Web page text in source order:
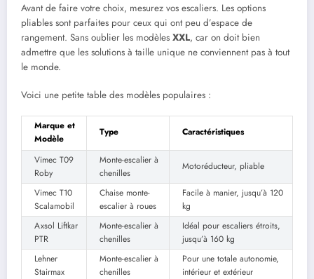
Avant de faire votre choix, mesurez vos escaliers. Les options
pliables sont parfaites pour ceux qui ont peu d’espace de
rangement. Sans oublier les modèles XXL, car on doit bien
admettre que les solutions à taille unique ne conviennent pas à tout
le monde.
Voici une petite table des modèles populaires :
Marque et
Modèle
Type Caractéristiques
Vimec T09
Roby
Monte-escalier à
chenilles
Motoréducteur, pliable
Vimec T10
Scalamobil
Chaise monte-
escalier à roues
Facile à manier, jusqu’à 120
kg
Axsol Liftkar
PTR
Monte-escalier à
chenilles
Idéal pour escaliers étroits,
jusqu’à 160 kg
Lehner
Stairmax
Monte-escalier à
chenilles
Pour une totale autonomie,
intérieur et extérieur